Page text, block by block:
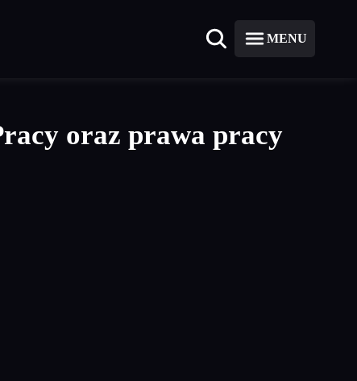
MENU
oraz prawa pracy